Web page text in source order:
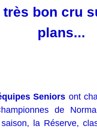
très bon cru
plans...
Seniors ont
de
la Réserve,